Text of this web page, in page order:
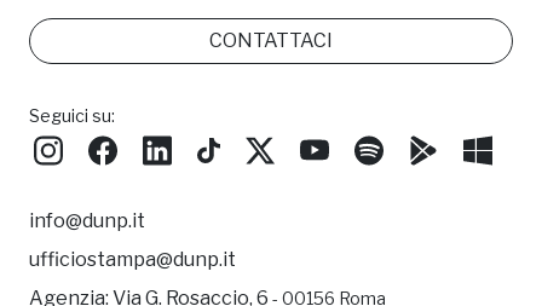
CONTATTACI
Seguici su:
info@dunp.it
ufficiostampa@dunp.it
Agenzia: Via G. Rosaccio, 6 - 00156 Roma